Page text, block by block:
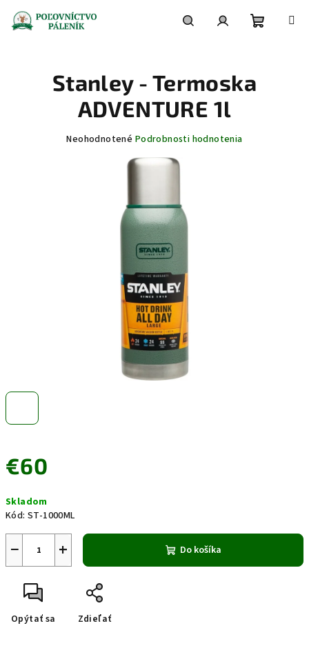
obsah
€60
cena:
Skladom
Kód: ST-1000ML
+
− Do košíka
Opýtať sa Zdieľať
Stanley - Termoska
ADVENTURE 1l
Priemerné
Neohodnotené Podrobnosti hodnotenia